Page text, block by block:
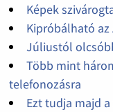
Képek
Kipróbálható
Júliustól
Több mint
telefonozásra
Ezt tudja majd